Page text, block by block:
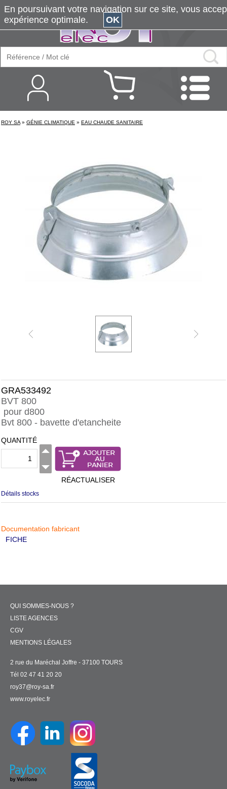
ROY SA » GÉNIE CLIMATIQUE » EAU CHAUDE SANITAIRE
GRA533492
BVT 800
pour d800
Bvt 800 - bavette d'etancheite
QUANTITÉ
RÉACTUALISER
Détails stocks
Documentation fabricant
FICHE
QUI SOMMES-NOUS ?
LISTE AGENCES
CGV
MENTIONS LÉGALES
2 rue du Maréchal Joffre - 37100 TOURS
Tél 02 47 41 20 20
roy37@roy-sa.fr
www.royelec.fr
En poursuivant votre navigation sur ce site, vous
expérience optimale.
OK